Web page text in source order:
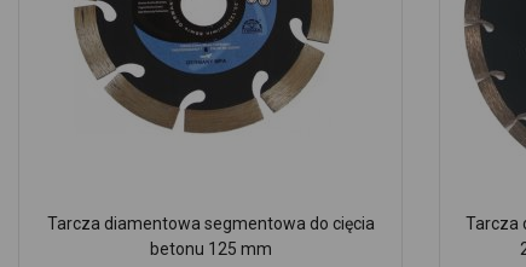
Tarcza diamentowa segmentowa do cięcia
betonu 125 mm
Tarcza